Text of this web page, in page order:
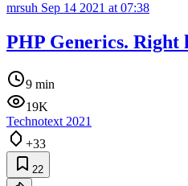
mrsuh Sep 14 2021 at 07:38
PHP Generics. Right
9 min
19K
Technotext 2021
+33
22